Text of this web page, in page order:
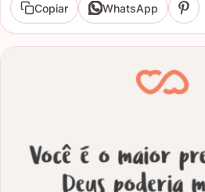
Copiar WhatsApp